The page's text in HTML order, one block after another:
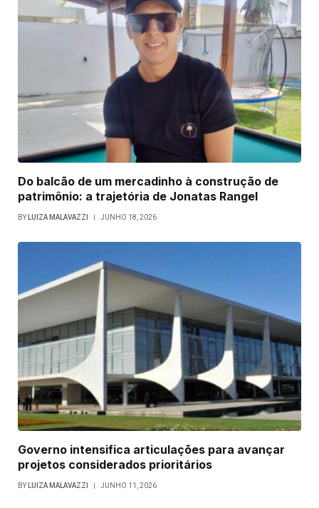
Do balcão de um mercadinho à construção de
patrimônio: a trajetória de Jonatas Rangel
BY LUIZA MALAVAZZI JUNHO 18, 2026
Governo intensifica articulações para avançar
projetos considerados prioritários
BY LUIZA MALAVAZZI JUNHO 11, 2026